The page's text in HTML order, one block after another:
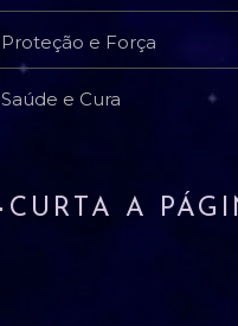
Proteção e Força
Saúde e Cura
CURTA A